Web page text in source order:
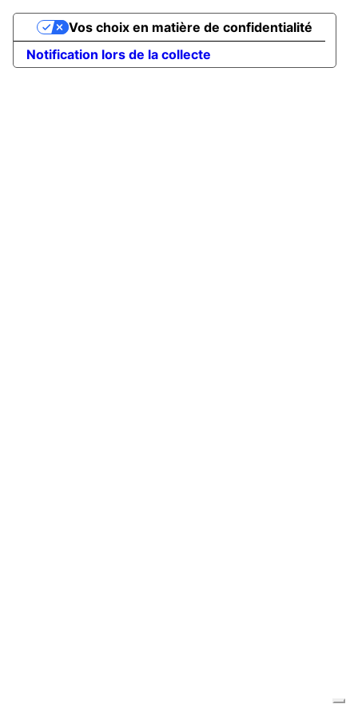
Notification lors de la collecte
Vos choix en matière de confidentialité